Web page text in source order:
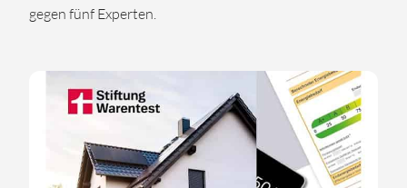
gegen fünf Experten.